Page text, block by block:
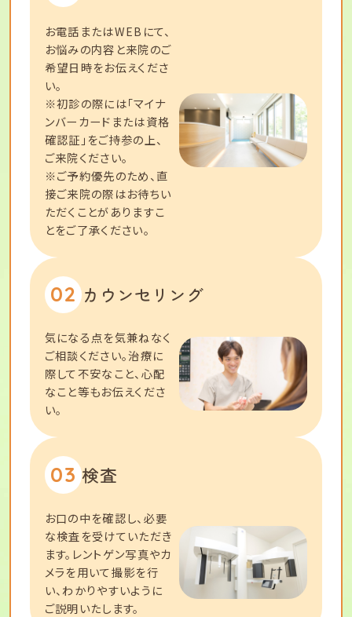
お電話またはWEBにて、
お悩みの内容と来院のご
希望日時をお伝えくださ
い。
※初診の際には「マイナ
ンバーカードまたは資格
確認証」をご持参の上、
ご来院ください。
※ご予約優先のため、直
接ご来院の際はお待ちい
ただくことがありますこ
とをご了承ください。
02 カウンセリング
気になる点を気兼ねなく
ご相談ください。治療に
際して不安なこと、心配
なこと等もお伝えくださ
い。
03 検査
お口の中を確認し、必要
な検査を受けていただき
ます。レントゲン写真やカ
メラを用いて撮影を行
い、わかりやすいように
ご説明いたします。